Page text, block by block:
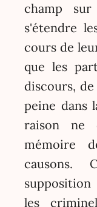
champ
s'étendre
cours de
que les
discours,
peine dans
raison ne
mémoire
causons.
les